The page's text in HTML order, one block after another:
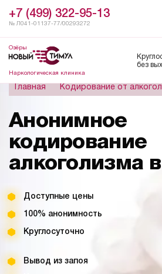
+7 (499) 322-95-13
№ Л041-01137-77/00293272
Озёры
Наркологическая клиника
без
Главная Кодирование от
Анонимное
кодирование
алкоголизма
Доступные цены
100% анонимность
Круглосуточно
Вывод из запоя